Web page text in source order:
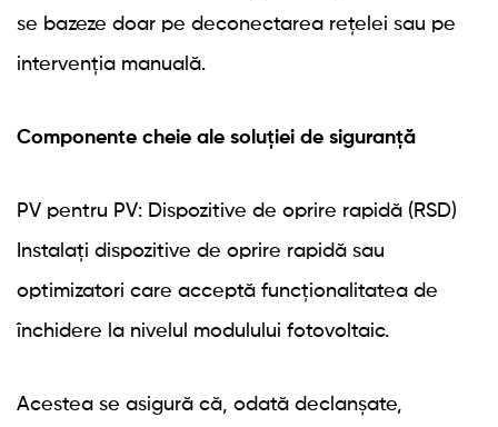
se bazeze doar pe deconectarea rețelei sau pe
intervenția manuală.
Componente cheie ale soluției de siguranță
PV pentru PV: Dispozitive de oprire rapidă (RSD)
Instalați dispozitive de oprire rapidă sau
optimizatori care acceptă funcționalitatea de
închidere la nivelul modulului fotovoltaic.
Acestea se asigură că, odată declanșate,